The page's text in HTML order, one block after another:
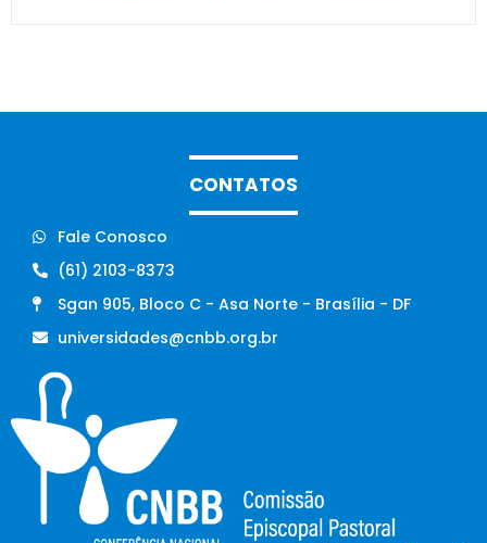
CONTATOS
Fale Conosco
(61) 2103-8373
Sgan 905, Bloco C - Asa Norte - Brasília - DF
universidades@cnbb.org.br